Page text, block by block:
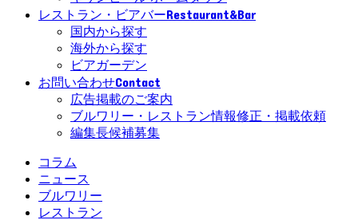
レストラン・ビアバーRestaurant&Bar
国内から探す
海外から探す
ビアガーデン
お問い合わせContact
広告掲載のご案内
ブルワリー・レストラン情報修正・掲載依頼
編集長候補募集
コラム
ニュース
ブルワリー
レストラン